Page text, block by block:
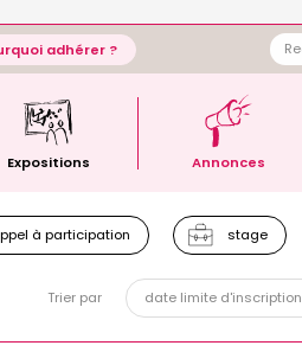
adhérer ?
Expositions Annonces
à participation stage
Trier par date limite d'inscription